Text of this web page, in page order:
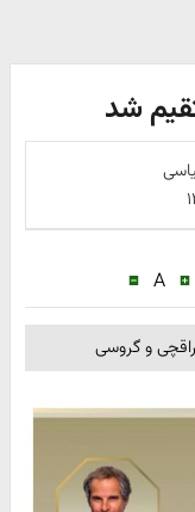
شد
A
و گروسی